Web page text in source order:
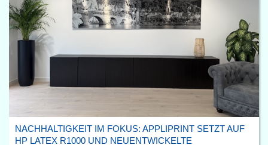
NACHHALTIGKEIT IM FOKUS: APPLIPRINT SETZT AUF
HP LATEX R1000 UND NEUENTWICKELTE